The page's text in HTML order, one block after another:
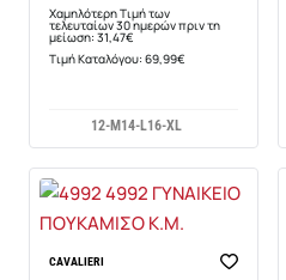
Χαμηλότερη Τιμή των
τελευταίων 30 ημερών πριν τη
μείωση: 31,47€
Τιμή Καταλόγου: 69,99€
12-M 14-L16-XL
Νέο
CAVALIERI